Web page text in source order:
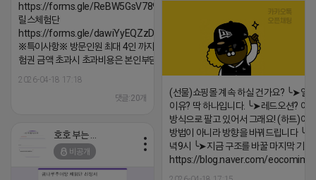
https://forms.gle/ReBW5GsV789ur2Pz6
릴스체험단
https://forms.gle/dawiYyEQZzDdqf8W8
※특이사항※ 방문인원 최대 4인 까지 가능 체
험권 금액 초과시 초과비용은 본인부담입니다.
2026-04-18 17:18
댓글:20개
(선물)쇼핑몰 계속 하실 건가요? ╰➤열
이유? 딱 하나입니다. ╰➤레드오션? 아
방식으로 팔고 있어서 그래요! (하트)이
방법이 아니라 방향을 바꿔드립니다
녁9시 ╰➤지금 구조를 바꿀 마지막 기회
https://blog.naver.com/eocomim/
비공개